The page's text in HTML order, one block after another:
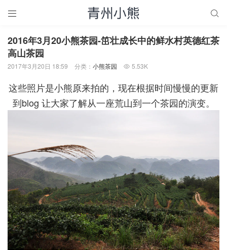
 
2016年3月20小熊茶园-笜壮成长中的鲜水村英德红茶
高山茶园
2017年3月20日 18:59 分类： 小熊茶园  5.53K
这些照片是小熊原来拍的，现在根据时间慢慢的更新
到blog 让大家了解从一座荒山到一个茶园的演变。